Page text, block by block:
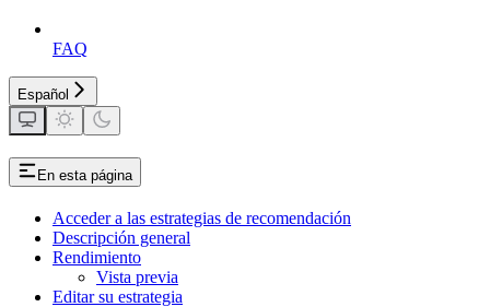
FAQ
Español
En esta página
Acceder a las estrategias de recomendación
Descripción general
Rendimiento
Vista previa
Editar su estrategia